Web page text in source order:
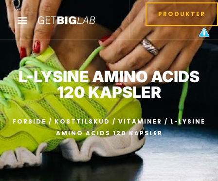
PRODUKTER
L-LYSINE AMINO ACIDS
120 KAPSLER
FORSIDE/KOSTTILSKUD / VITAMINER / L-LYSINE
AMINO ACIDS 120 KAPSLER